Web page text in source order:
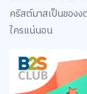
คริสต์มาสเป็นของง
ใครแน่นอน